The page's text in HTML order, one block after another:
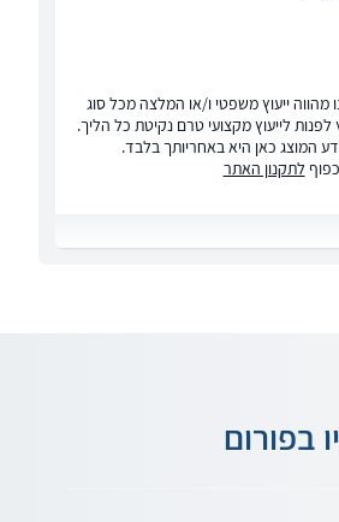
מהווה ייעוץ משפטי ו/או המלצה מכל סוג
לייעוץ מקצועי טרם נקיטת כל הליך.
המוצג כאן היא באחריותך בלבד.
לתקנון האתר
בפורום